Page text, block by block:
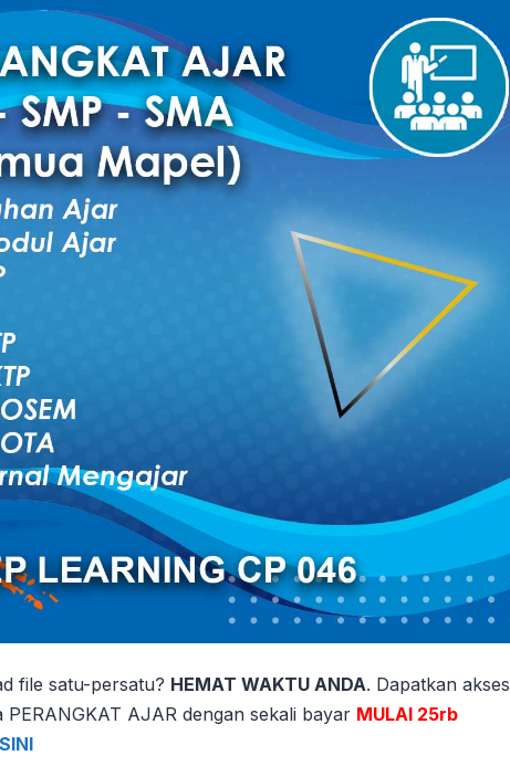
file satu-persatu? HEMAT WAKTU ANDA. Dapatkan akses
PERANGKAT AJAR dengan sekali bayar MULAI 25rb